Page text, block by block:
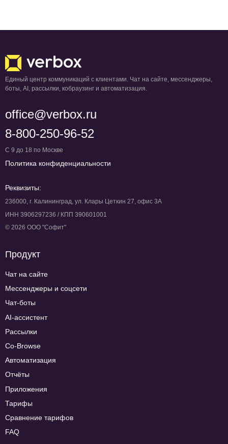
Единый центр коммуникаций с клиентами. Чат на сайте, мессенджеры,
боты, AI, рассылки, кобраузинг и автоматизация.
office@verbox.ru
8-800-250-96-52
С 9 до 18 по Москве
Политика конфиденциальности
Реквизиты:
236000, г. Калининград, ул. Клары Цеткин 27, офис 3А
ИНН 3906297236 / КПП 390601001
© 2026 ООО "Софит"
Продукт
Чат на сайте
Мессенджеры и соцсети
Чат-боты
AI-ассистент
Рассылки
Co-Browse
Автоматизация
Отчёты
Приложения
Тарифы
Сравнение тарифов
FAQ